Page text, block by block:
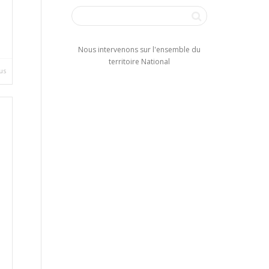
Nous intervenons sur l'ensemble du
territoire National